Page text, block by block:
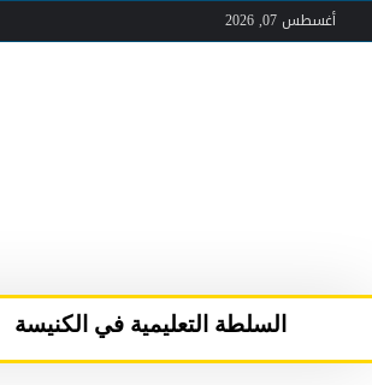
أغسطس 07, 2026
السلطة التعليمية في الكنيسة